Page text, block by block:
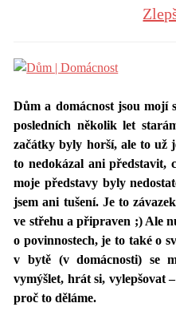
Dům a domácnost jsou mojí
posledních několik let
začátky byly horší, ale to už
to nedokázal ani představit,
moje představy byly
jsem ani tušení. Je to
ve střehu a připraven ;) Ale
o povinnostech, je to také o
v bytě (v domácnosti) se
vymýšlet, hrát si, vylepšovat
proč to děláme.